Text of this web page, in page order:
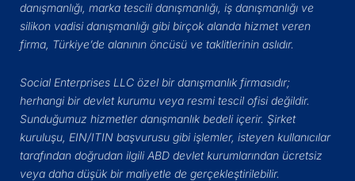
danışmanlığı, marka tescili danışmanlığı, iş danışmanlığı ve
silikon vadisi danışmanlığı gibi birçok alanda hizmet veren
firma, Türkiye’de alanının öncüsü ve taklitlerinin aslıdır.
Social Enterprises LLC özel bir danışmanlık firmasıdır;
herhangi bir devlet kurumu veya resmi tescil ofisi değildir.
Sunduğumuz hizmetler danışmanlık bedeli içerir. Şirket
kuruluşu, EIN/ITIN başvurusu gibi işlemler, isteyen kullanıcılar
tarafından doğrudan ilgili ABD devlet kurumlarından ücretsiz
veya daha düşük bir maliyetle de gerçekleştirilebilir.